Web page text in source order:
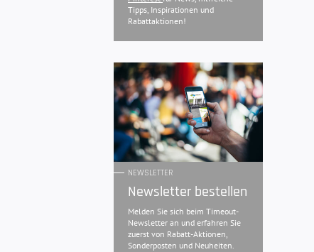
Tipps, Inspirationen und
Rabattaktionen!
NEWSLETTER
Newsletter bestellen
Melden Sie sich beim Timeout-
Newsletter an und erfahren Sie
zuerst von Rabatt-Aktionen,
Sonderposten und Neuheiten.